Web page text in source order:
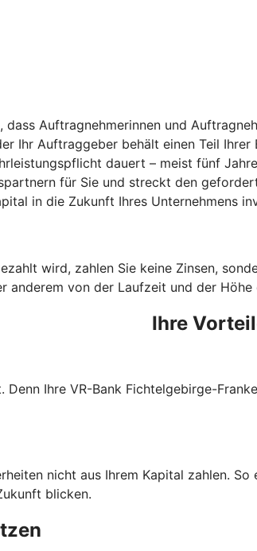
Auftragnehmerinnen und
Ihr Auftraggeber behält einen Teil
dauert – meist fünf
für Sie und streckt den
in die Zukunft Ihres Unternehmens
wird, zahlen Sie keine Zinsen,
anderem von der Laufzeit und der
Ihre
Ihre VR-Bank Fichtelgebirge-
nicht aus Ihrem Kapital zahlen.
blicken.